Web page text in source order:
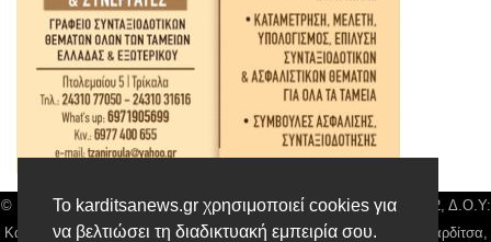
Το karditsanews.gr χρησιμοποιεί cookies για
να βελτιώσει τη διαδικτυακή εμπειρία σου.
© Karditsa News | Διακριτικός Τίτλος: Orion Media, ΑΦΜ: 043750542, Δ.Ο.Υ:
Καρδίτσας, Αρ. Γεμή: 018804431000, Δ/νση: Διάκου 10 τ.κ 43132 Καρδίτσα,